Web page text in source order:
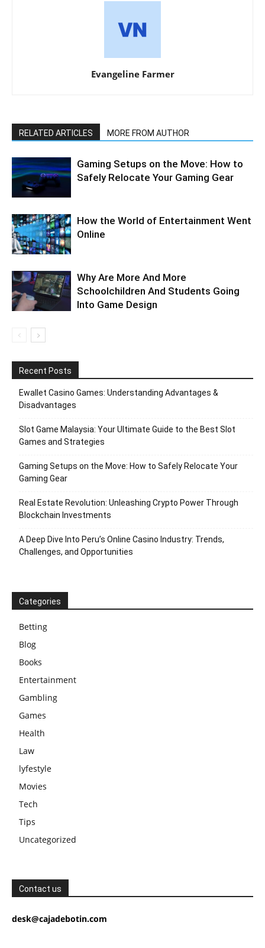
Evangeline Farmer
RELATED ARTICLES MORE FROM AUTHOR
Gaming Setups on the Move: How to
Safely Relocate Your Gaming Gear
How the World of Entertainment Went
Online
Why Are More And More
Schoolchildren And Students Going
Into Game Design
Recent Posts
Ewallet Casino Games: Understanding Advantages &
Disadvantages
Slot Game Malaysia: Your Ultimate Guide to the Best Slot
Games and Strategies
Gaming Setups on the Move: How to Safely Relocate Your
Gaming Gear
Real Estate Revolution: Unleashing Crypto Power Through
Blockchain Investments
A Deep Dive Into Peru’s Online Casino Industry: Trends,
Challenges, and Opportunities
Categories
Betting
Blog
Books
Entertainment
Gambling
Games
Health
Law
lyfestyle
Movies
Tech
Tips
Uncategorized
Contact us
desk@cajadebotin.com